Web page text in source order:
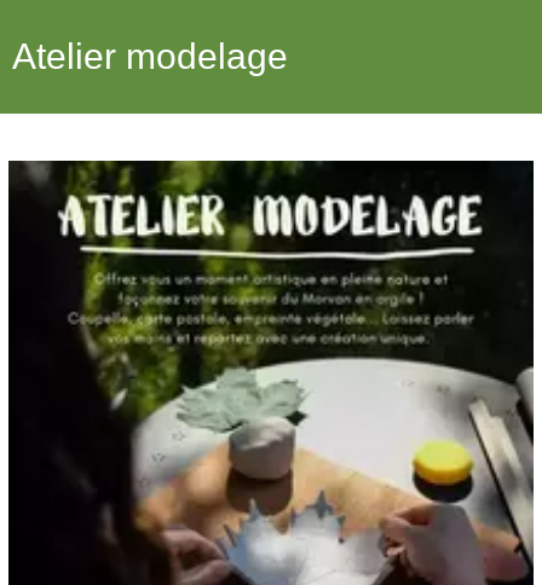
Atelier modelage